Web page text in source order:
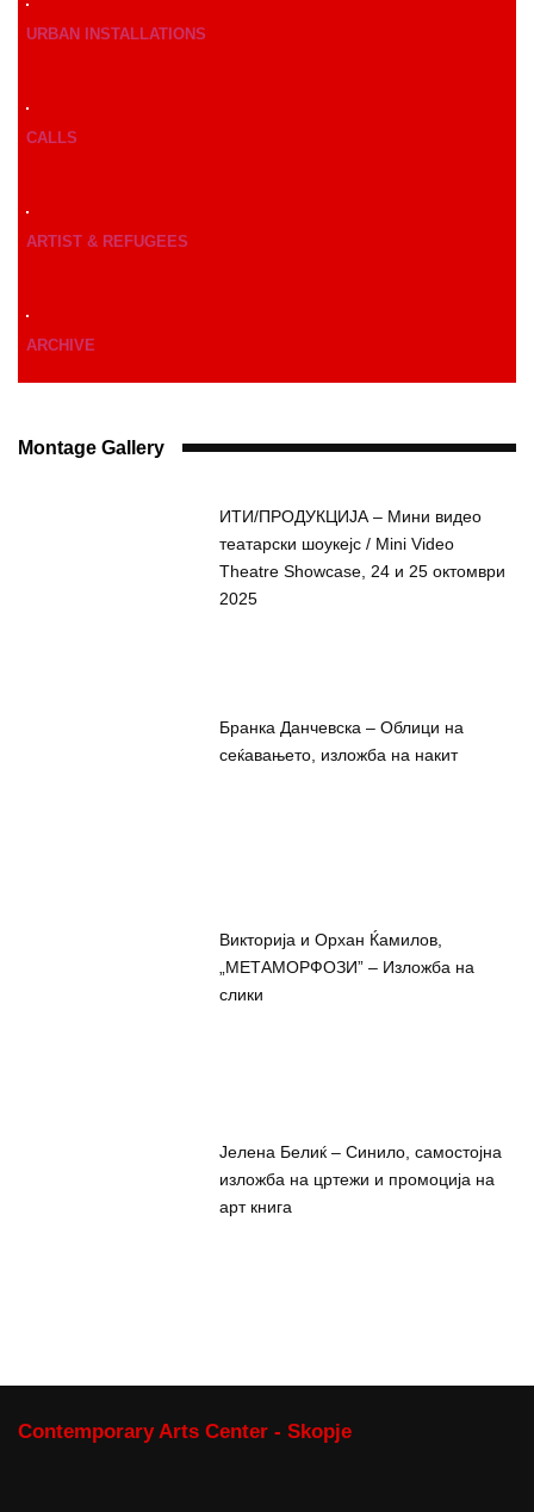
URBAN INSTALLATIONS
CALLS
ARTIST & REFUGEES
ARCHIVE
Montage Gallery
ИТИ/ПРОДУКЦИЈА – Мини видео
театарски шоукејс / Mini Video
Theatre Showcase, 24 и 25 октомври
2025
Бранка Данчевска – Облици на
сеќавањето, изложба на накит
Викторија и Орхан Ќамилов,
„МЕТАМОРФОЗИ” – Изложба на
слики
Јелена Белиќ – Синило, самостојна
изложба на цртежи и промоција на
арт книга
Contemporary Arts Center - Skopje